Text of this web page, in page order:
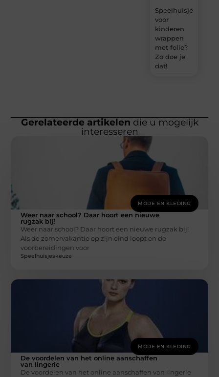
Speelhuisje
voor
kinderen
wrappen
met folie?
Zo doe je
dat!
Gerelateerde artikelen die u mogelijk
interesseren
MODE EN KLEDING
Weer naar school? Daar hoort een nieuwe
rugzak bij!
Weer naar school? Daar hoort een nieuwe rugzak bij!
Als de zomervakantie op zijn eind loopt en de
voorbereidingen voor
Speelhuisjeskeuze
MODE EN KLEDING
De voordelen van het online aanschaffen
van lingerie
De voordelen van het online aanschaffen van lingerie